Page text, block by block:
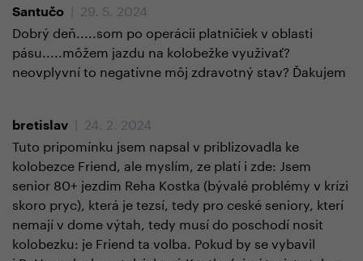
Santučo
| 29. 5. 2024
Dobrý deň.....som po operácii platničiek v oblasti
pásu.....môžem jazdu na kolobežke využivať?
neovplyvní to negatívne môj zdravotný stav? Ďakujem
bretislav
| 24. 2. 2024
Tuto pripomínku jsem napsal v priblizovadla ke
kolobezce Friend, ale myslím, ze platí i zde: Jsem
senior 80+ jezdim Reha Kostka (bývalé problémy v krízi
skoro pryc), která je tezsí, tedy pro ceské seniory, kterí
nemají v dome výtah, tedy musí do poschodí nosit
kolobezku: je Friend ta volba. Pokud by se vybavil